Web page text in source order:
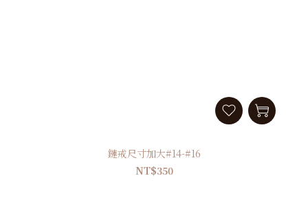
鏈戒尺寸加大#14-#16
NT$350